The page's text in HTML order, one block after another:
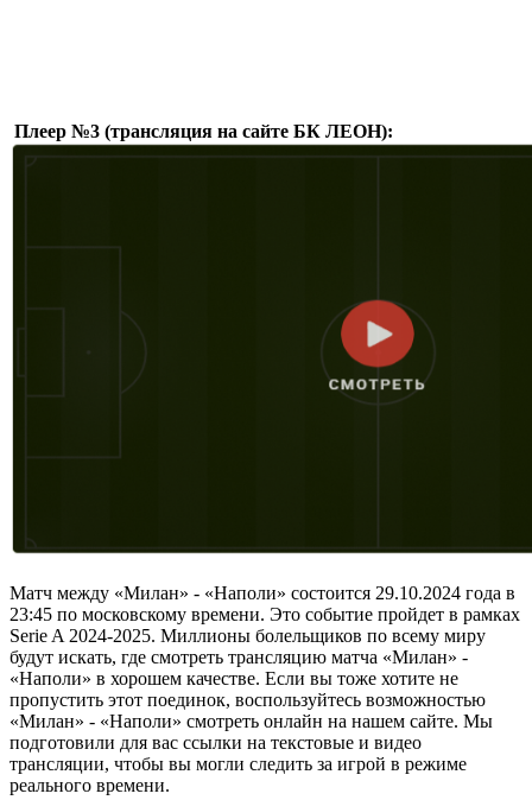
Плеер №3 (трансляция на сайте БК ЛЕОН):
Матч между «Милан» - «Наполи» состоится 29.10.2024 года в
23:45 по московскому времени. Это событие пройдет в рамках
Serie A 2024-2025. Миллионы болельщиков по всему миру
будут искать, где смотреть трансляцию матча «Милан» -
«Наполи» в хорошем качестве. Если вы тоже хотите не
пропустить этот поединок, воспользуйтесь возможностью
«Милан» - «Наполи» смотреть онлайн на нашем сайте. Мы
подготовили для вас ссылки на текстовые и видео
трансляции, чтобы вы могли следить за игрой в режиме
реального времени.